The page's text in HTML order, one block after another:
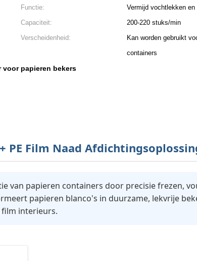
Functie:
Vermijd vochtlekken en
Capaciteit:
200-220 stuks/min
Verscheidenheid:
Kan worden gebruikt
containers
voor papieren bekers
PE Film Naad
van papieren containers door precisie frezen,
papieren blanco's in duurzame, lekvrije
film interieurs.